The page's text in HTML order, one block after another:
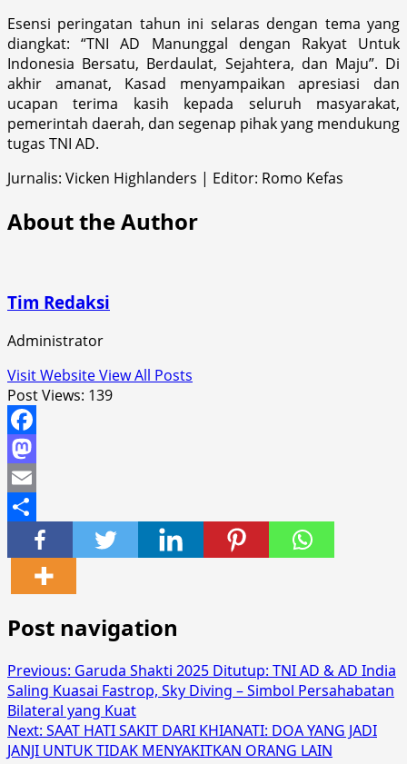
Esensi peringatan tahun ini selaras dengan tema yang
diangkat: “TNI AD Manunggal dengan Rakyat Untuk
Indonesia Bersatu, Berdaulat, Sejahtera, dan Maju”. Di
akhir amanat, Kasad menyampaikan apresiasi dan
ucapan terima kasih kepada seluruh masyarakat,
pemerintah daerah, dan segenap pihak yang mendukung
tugas TNI AD.
Jurnalis: Vicken Highlanders | Editor: Romo Kefas
About the Author
Tim Redaksi
Administrator
Visit WebsiteView All Posts
Post Views: 139
Facebook
Mastodon
Email
Share
Post navigation
Previous: Garuda Shakti 2025 Ditutup: TNI AD & AD India
Saling Kuasai Fastrop, Sky Diving – Simbol Persahabatan
Bilateral yang Kuat
Next: SAAT HATI SAKIT DARI KHIANATI: DOA YANG JADI
JANJI UNTUK TIDAK MENYAKITKAN ORANG LAIN